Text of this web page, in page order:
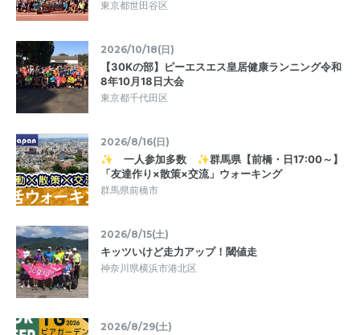
東京都世田谷区
2026/10/18(日)
【30Kの部】ピーエスエス皇居健康ランニング令和
8年10月18日大会
東京都千代田区
2026/8/16(日)
✨ 一人参加多数 ✨群馬県【前橋・日17:00～】
「友達作り×散策×交流」ウォーキング
群馬県前橋市
2026/8/15(土)
キッツいけど走力アップ！閾値走
神奈川県横浜市港北区
2026/8/29(土)